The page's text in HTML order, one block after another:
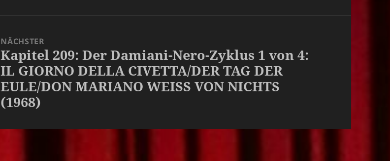
NÄCHSTER
Nächster
Beitrag:
Kapitel 209: Der Damiani-Nero-Zyklus 1 von 4:
IL GIORNO DELLA CIVETTA/DER TAG DER
EULE/DON MARIANO WEISS VON NICHTS
(1968)